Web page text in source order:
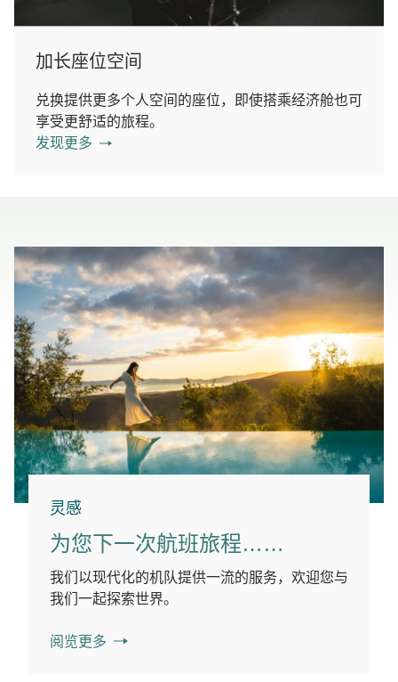
加长座位空间
兑换提供更多个人空间的座位，即使搭乘经济舱也可
享受更舒适的旅程。
发现更多
灵感
为您下一次航班旅程……
我们以现代化的机队提供一流的服务，欢迎您与
我们一起探索世界。
阅览更多